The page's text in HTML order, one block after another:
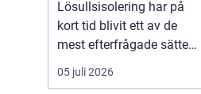
Lösullsisolering har på
kort tid blivit ett av de
mest efterfrågade sätten
att isolera vindar, tak och
svåråtkomliga
05 juli 2026